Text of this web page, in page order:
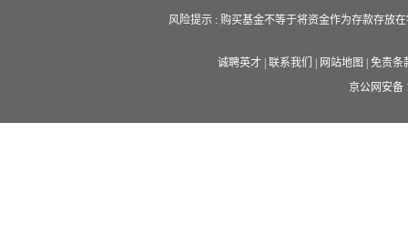
风险提示 : 购买基金不等于将资金作为存款存放
诚聘英才 联系我们 网站地图
免责条
京公网安备